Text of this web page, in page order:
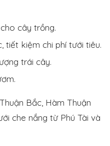
cây trồng.
tiết kiệm chi phí tưới tiêu.
trái cây.
Bắc, Hàm Thuận
che nắng từ Phú Tài và